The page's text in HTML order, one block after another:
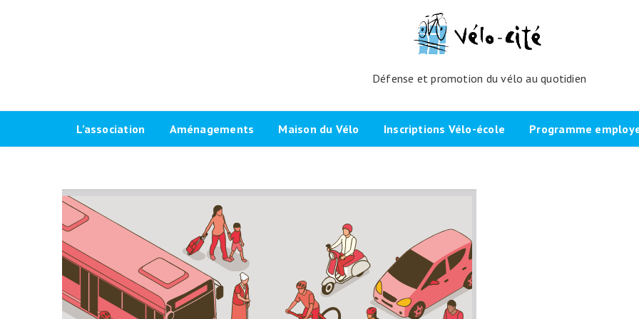
Défense et promotion du vélo au quotidien
L’association
Antennes locales
Agenda Vélo-Cité Bordeaux
Bulletin
Conseil d’administration
Aménagements
Plaidoyer 2020-2026 La démarche
Plaidoyer “La métropole à
vélo”
Signer la page de soutien
Les candidat.e.s engagé.e.s
Formations aménagements
cyclables
Pour une grande vélorue
bordelaise
Maison du Vélo
Fiches techniques
Les racines du projet
Marquage Bicycode
Prêt de vélo par TBM
Inscriptions Vélo-école
Brevet Initiateur Mobilité Vélo
Remise en selle
Scolaires
Programme